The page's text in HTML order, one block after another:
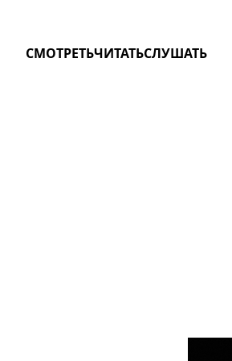
СМОТРЕТЬЧИТАТЬСЛУШАТЬ